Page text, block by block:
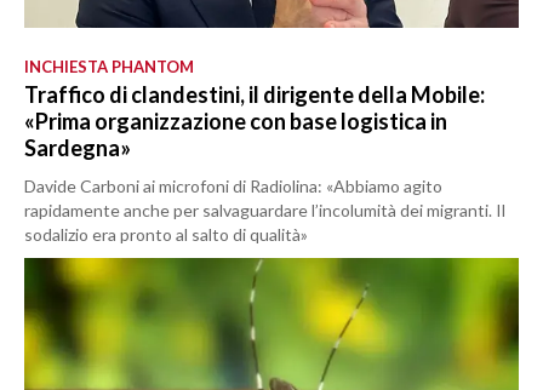
INCHIESTA PHANTOM
Traffico di clandestini, il dirigente della Mobile:
«Prima organizzazione con base logistica in
Sardegna»
Davide Carboni ai microfoni di Radiolina: «Abbiamo agito
rapidamente anche per salvaguardare l’incolumità dei migranti. Il
sodalizio era pronto al salto di qualità»